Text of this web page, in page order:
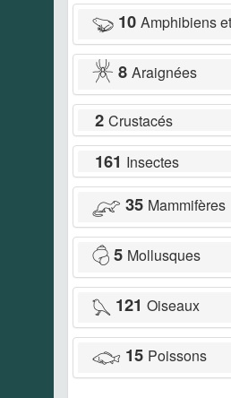
10 Amphibiens
8 Araignées
2 Crustacés
161 Insectes
35 Mammifères
5 Mollusques
121 Oiseaux
15 Poissons